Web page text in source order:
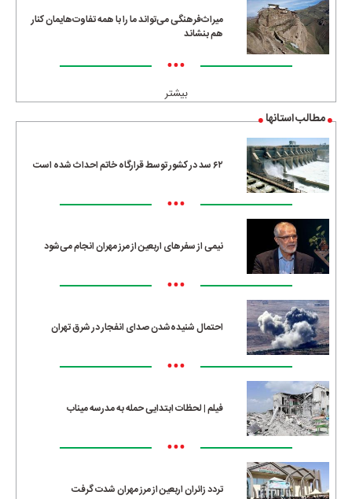
میراث‌فرهنگی می‌تواند ما را با همه تفاوت‌هایمان کنار
هم بنشاند
•••
بیشتر
مطالب استانها
۶۲ سد در کشور توسط قرارگاه خاتم احداث شده است
•••
نیمی از سفرهای اربعین از مرز مهران انجام می‌شود
•••
احتمال شنیده‌شدن صدای انفجار در شرق تهران
•••
فیلم | لحظات ابتدایی حمله به مدرسه میناب
•••
تردد زائران اربعین از مرز مهران شدت گرفت